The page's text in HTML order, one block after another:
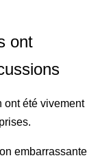
ont
ont été vivement
embarrassante